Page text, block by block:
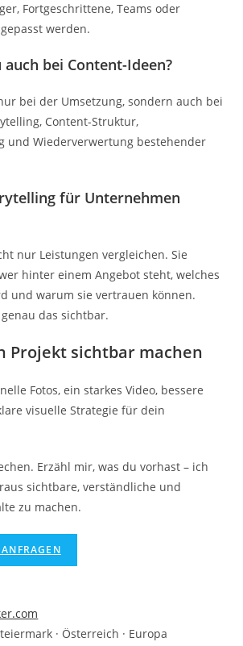
Fortgeschrittene, Teams oder
werden.
bei Content-Ideen?
bei der Umsetzung, sondern auch bei
Content-Struktur,
und Wiederverwertung bestehender
für Unternehmen
nur Leistungen vergleichen. Sie
hinter einem Angebot steht, welches
und warum sie vertrauen können.
das sichtbar.
Projekt sichtbar machen
Fotos, ein starkes Video, bessere
visuelle Strategie für dein
Erzähl mir, was du vorhast – ich
sichtbare, verständliche und
zu machen.
· Österreich · Europa